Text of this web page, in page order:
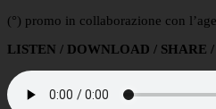
(°) promo in collaborazione con
LISTEN / DOWNLOAD / SHARE